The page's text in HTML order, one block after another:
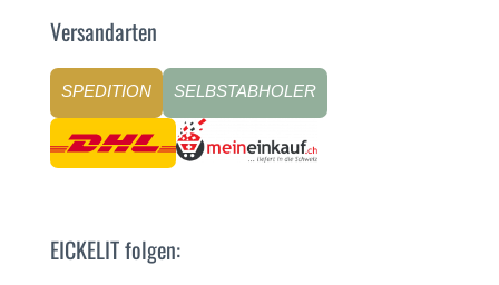
Versandarten
SPEDITION SELBSTABHOLER
EICKELIT folgen: